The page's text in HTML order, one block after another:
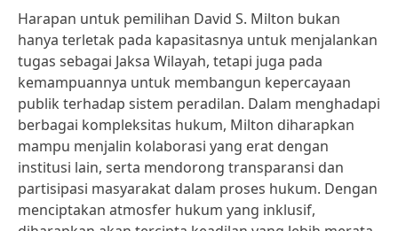
Harapan untuk pemilihan David S. Milton bukan
hanya terletak pada kapasitasnya untuk menjalankan
tugas sebagai Jaksa Wilayah, tetapi juga pada
kemampuannya untuk membangun kepercayaan
publik terhadap sistem peradilan. Dalam menghadapi
berbagai kompleksitas hukum, Milton diharapkan
mampu menjalin kolaborasi yang erat dengan
institusi lain, serta mendorong transparansi dan
partisipasi masyarakat dalam proses hukum. Dengan
menciptakan atmosfer hukum yang inklusif,